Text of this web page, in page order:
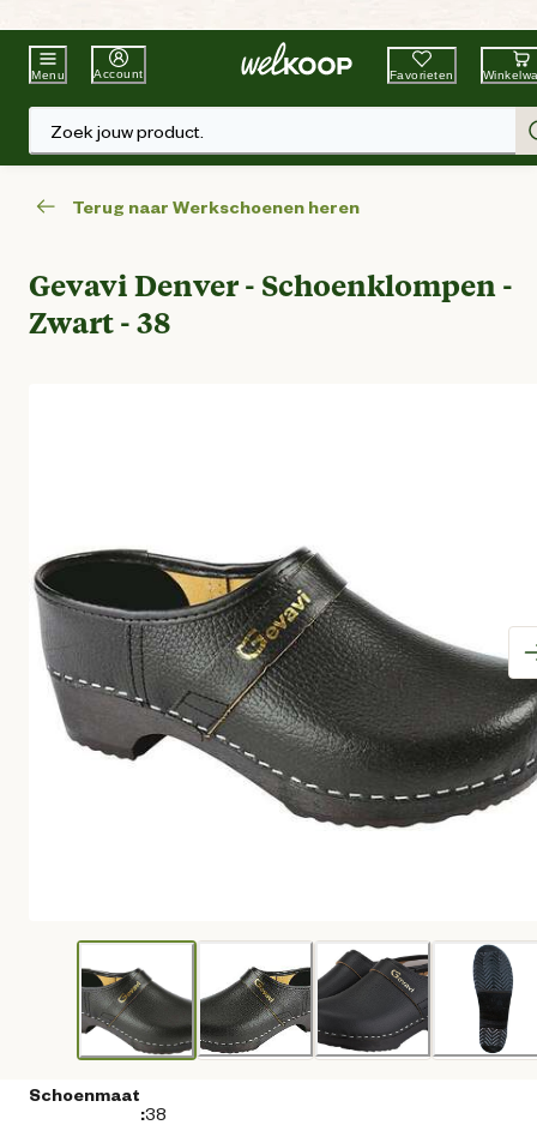
Beste WinkelketenTuin & Dier
Menu Account Favorieten
Zoek jouw product.
Terug naar Werkschoenen heren
Gevavi Denver - Schoenklompen -
Zwart - 38
Schoenmaat
:38